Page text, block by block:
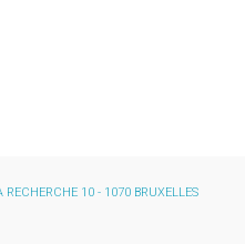
RECHERCHE 10 - 1070 BRUXELLES